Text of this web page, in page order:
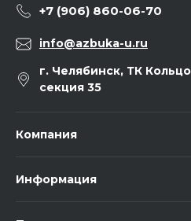
+7 (906) 860-06-70
info@azbuka-u.ru
г. Челябинск, ТК
секция 35
Компания
Информация